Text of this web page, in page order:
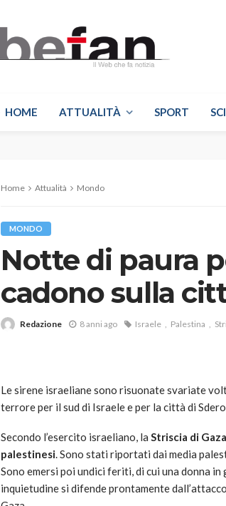
HOME ATTUALITÀ SPORT
Home Attualità Mondo
MONDO
Notte di paura
cadono sulla
Redazione 8 anni ago Israele Palestina
Le sirene israeliane sono risuonate svariate
terrore per il sud di Israele e per la città di
Secondo l’esercito israeliano, la Striscia di
palestinesi. Sono stati riportati dai media
Sono emersi poi undici feriti, di cui una donna
inquietudine si difende prontamente
Robot tagliaerba: